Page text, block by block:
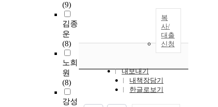
(9)
김종
운
(8)
노희
원
(8)
강성
복
사/
대출
신청
내보내기
내책장담기
한글로보기